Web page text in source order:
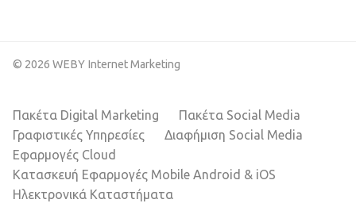
© 2026 WEBY Internet Marketing
Πακέτα Digital Marketing
Πακέτα Social Media
Γραφιστικές Υπηρεσίες
Διαφήμιση Social Media
Εφαρμογές Cloud
Κατασκευή Εφαρμογές Mobile Android & iOS
Ηλεκτρονικά Καταστήματα